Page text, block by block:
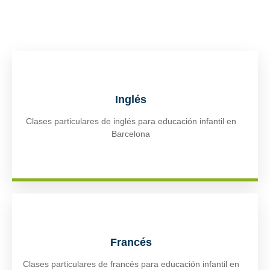
Inglés
Clases particulares de inglés para educación infantil en
Barcelona
Francés
Clases particulares de francés para educación infantil en